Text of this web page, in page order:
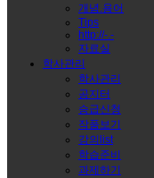
개념.용어
Tips
http://-.-
자료실
학사관리
학사관리
공지터
승급신청
작품보기
강의list
학습준비
과제하기